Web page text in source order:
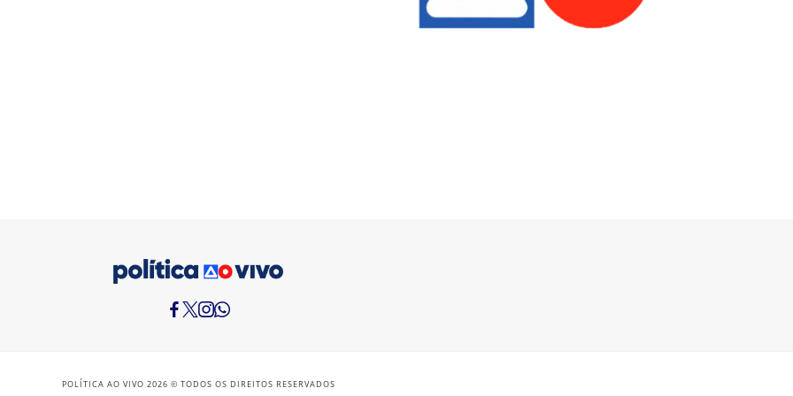
POLÍTICA AO VIVO 2026 © TODOS OS DIREITOS RESERVADOS